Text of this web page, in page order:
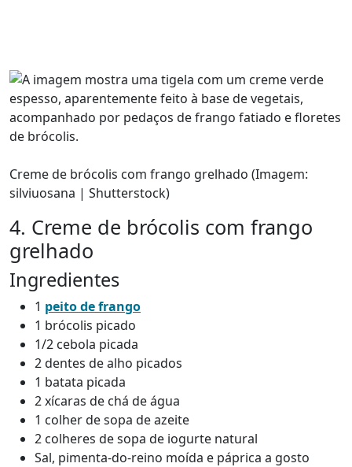
Creme de brócolis com frango grelhado (Imagem:
silviuosana | Shutterstock)
4. Creme de brócolis com frango
grelhado
Ingredientes
1 peito de frango
1 brócolis picado
1/2 cebola picada
2 dentes de alho picados
1 batata picada
2 xícaras de chá de água
1 colher de sopa de azeite
2 colheres de sopa de iogurte natural
Sal, pimenta-do-reino moída e páprica a gosto